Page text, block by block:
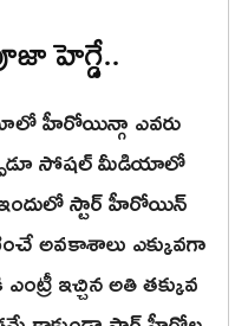
హెగ్డే..
హీరోయిన్గా ఎవరు
సోషల్ మీడియాలో
ఇందులో స్టార్ హీరోయిన్
అవకాశాలు ఎక్కువగా
ఇచ్చిన అతి తక్కువ